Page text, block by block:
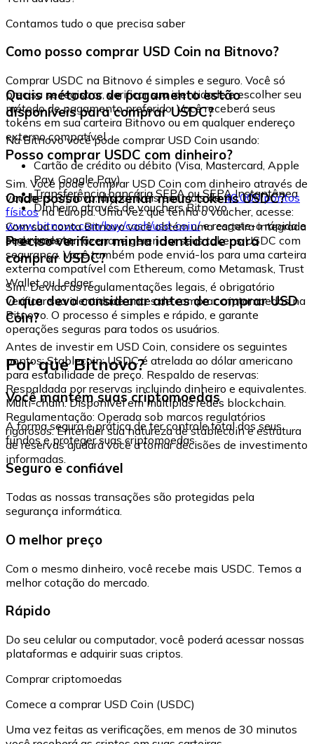
Contamos tudo o que precisa saber
Como posso comprar USD Coin na Bitnovo?
Comprar USDC na Bitnovo é simples e seguro. Você só
precisa se registrar, verificar sua identidade e escolher seu
método de pagamento preferido. Você receberá seus
tokens em sua carteira Bitnovo ou em qualquer endereço
externo compatível.
Quais métodos de pagamento estão
disponíveis para comprar USDC?
Na Bitnovo você pode comprar USD Coin usando:
Cartão de crédito ou débito (Visa, Mastercard, Apple
Pay, Google Pay)
Transferência bancária SEPA ou SEPA Instantânea
Dinheiro através de vouchers Bitnovo
Posso comprar USDC com dinheiro?
Sim. Você pode comprar USD Coin com dinheiro através de
vouchers Bitnovo, disponíveis em mais de40.000 pontos
físicosna Europa. Uma vez que tenha o voucher, acesse:
www.bitnovo.com/buy/cash/usd-coin/e resgate-o rápida e
seguramente.
Onde posso armazenar meus tokens USDC?
Com sua conta Bitnovo você obtém uma carteira integrada
onde pode armazenar e gerenciar seus tokens USDC com
segurança. Você também pode enviá-los para uma carteira
externa compatível com Ethereum, como Metamask, Trust
Wallet ou Ledger.
Preciso verificar minha identidade para
comprar USDC?
Sim. Devido às regulamentações legais, é obrigatório
verificar sua identidade antes de comprar criptomoedas na
Bitnovo. O processo é simples e rápido, e garante
operações seguras para todos os usuários.
O que devo considerar antes de comprar USD
Coin?
Antes de investir em USD Coin, considere os seguintes
pontos: Stablecoin: USDC é atrelada ao dólar americano
para estabilidade de preço. Respaldo de reservas:
Respaldada por reservas incluindo dinheiro e equivalentes.
Multi-chain: Disponível em múltiplas redes blockchain.
Regulamentação: Operada sob marcos regulatórios
rigorosos. Entender sua natureza de stablecoin e estrutura
de reservas ajudará você a tomar decisões de investimento
informadas.
Por que Bitnovo?
Você mantém suas criptomoedas
A forma segura e prática de ter controle total dos seus
fundos e proteger suas criptomoedas.
Seguro e confiável
Todas as nossas transações são protegidas pela
segurança informática.
O melhor preço
Com o mesmo dinheiro, você recebe mais USDC. Temos a
melhor cotação do mercado.
Rápido
Do seu celular ou computador, você poderá acessar nossas
plataformas e adquirir suas criptos.
Comprar criptomoedas
Comece a comprar USD Coin (USDC)
Uma vez feitas as verificações, em menos de 30 minutos